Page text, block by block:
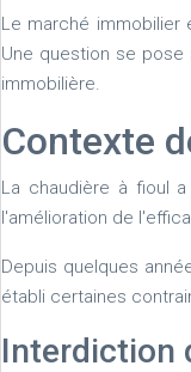
Le marché immobilier
Une question se
immobilière.
Contexte
La chaudière à fioul
l'amélioration de
Depuis quelques
établi certaines
Interdiction